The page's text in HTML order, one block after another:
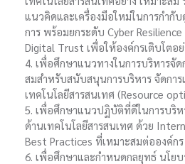
แนวคิดและเครื่องมือใหม่ในการกำกั
การ พร้อมยกระดับ Cyber Resilience
Digital Trust เพื่อให้องค์กรเติบโตอ
4. เพื่อศึกษาแนวทางในการบริหารจัด
สมสำหรับสนับสนุนการบริหาร จัดการ
เทคโนโลยีสารสนเทศ (Resource
5. เพื่อศึกษาแนวปฏิบัติที่ดีในการบริห
ด้านเทคโนโลยีสารสนเทศ ด้วย
Best Practices ที่เหมาะสมต่อองค์กร
6. เพื่อศึกษาและกำหนดกลยุทธ์ นโย